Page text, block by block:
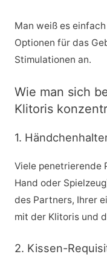
Man weiß es
Optionen für das
Stimulationen an.
Wie man sich
Klitoris
1.
Viele penetrierende
Hand oder
des Partners, Ihrer
mit der Klitoris und
2. Kissen-